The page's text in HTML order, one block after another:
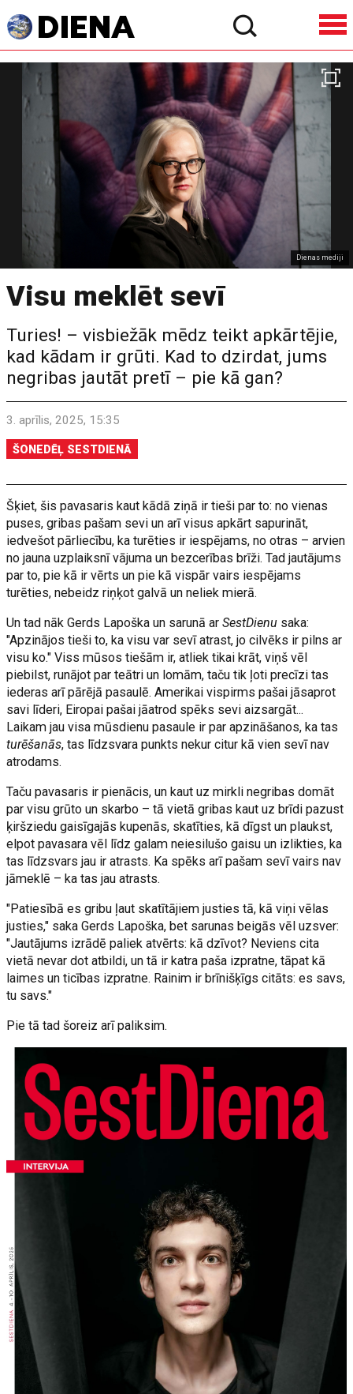
Dienas mediji
Visu meklēt sevī
Turies! – visbiežāk mēdz teikt apkārtējie,
kad kādam ir grūti. Kad to dzirdat, jums
negribas jautāt pretī – pie kā gan?
3. aprīlis, 2025, 15:35
ŠONEDĒĻ SESTDIENĀ
Šķiet, šis pavasaris kaut kādā ziņā ir tieši par to: no vienas
puses, gribas pašam sevi un arī visus apkārt sapurināt,
iedvešot pārliecību, ka turēties ir iespējams, no otras – arvien
no jauna uzplaiksnī vājuma un bezcerības brīži. Tad jautājums
par to, pie kā ir vērts un pie kā vispār vairs iespējams
turēties, nebeidz riņķot galvā un neliek mierā.
Un tad nāk Gerds Lapoška un sarunā arSestDienu saka:
"Apzinājos tieši to, ka visu var sevī atrast, jo cilvēks ir pilns ar
visu ko." Viss mūsos tiešām ir, atliek tikai krāt, viņš vēl
piebilst, runājot par teātri un lomām, taču tik ļoti precīzi tas
iederas arī pārējā pasaulē. Amerikai vispirms pašai jāsaprot
savi līderi, Eiropai pašai jāatrod spēks sevi aizsargāt...
Laikam jau visa mūsdienu pasaule ir par apzināšanos, ka tas
turēšanās, tas līdzsvara punkts nekur citur kā vien sevī nav
atrodams.
Taču pavasaris ir pienācis, un kaut uz mirkli negribas domāt
par visu grūto un skarbo – tā vietā gribas kaut uz brīdi pazust
ķiršziedu gaisīgajās kupenās, skatīties, kā dīgst un plaukst,
elpot pavasara vēl līdz galam neiesilušo gaisu un izlikties, ka
tas līdzsvars jau ir atrasts. Ka spēks arī pašam sevī vairs nav
jāmeklē – ka tas jau atrasts.
"Patiesībā es gribu ļaut skatītājiem justies tā, kā viņi vēlas
justies," saka Gerds Lapoška, bet sarunas beigās vēl uzsver:
"Jautājums izrādē paliek atvērts: kā dzīvot? Neviens cita
vietā nevar dot atbildi, un tā ir katra paša izpratne, tāpat kā
laimes un ticības izpratne. Rainim ir brīnišķīgs citāts: es savs,
tu savs."
Pie tā tad šoreiz arī paliksim.